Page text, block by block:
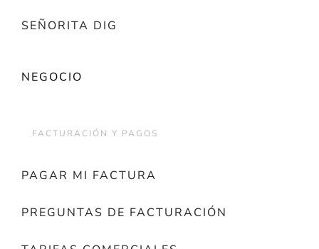
SEÑORITA DIG
NEGOCIO
FACTURACIÓN Y PAGOS
PAGAR MI FACTURA
PREGUNTAS DE FACTURACIÓN